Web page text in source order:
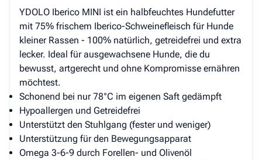
YDOLO Iberico MINI ist ein halbfeuchtes Hundefutter
mit 75% frischem Iberico-Schweinefleisch für Hunde
kleiner Rassen - 100% natürlich, getreidefrei und extra
lecker. Ideal für ausgewachsene Hunde, die du
bewusst, artgerecht und ohne Kompromisse ernähren
möchtest.
Schonend bei nur 78°C im eigenen Saft gedämpft
Hypoallergen und Getreidefrei
Unterstützt den Stuhlgang (fester und weniger)
Unterstützung für den Bewegungsapparat
Omega 3-6-9 durch Forellen- und Olivenöl